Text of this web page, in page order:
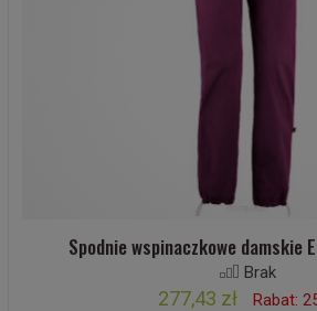
Spodnie wspinaczkowe damskie
Brak
277,43 zł Rabat: